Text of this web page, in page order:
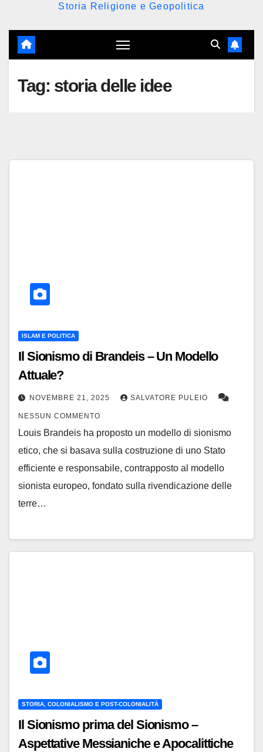
Storia Religione e Geopolitica
Tag: storia delle idee
ISLAM E POLITICA
Il Sionismo di Brandeis – Un Modello
Attuale?
NOVEMBRE 21, 2025 SALVATORE PULEIO
NESSUN COMMENTO
Louis Brandeis ha proposto un modello di sionismo
etico, che si basava sulla costruzione di uno Stato
efficiente e responsabile, contrapposto al modello
sionista europeo, fondato sulla rivendicazione delle
terre…
STORIA, COLONIALISMO E POST-COLONIALITÀ
Il Sionismo prima del Sionismo –
Aspettative Messianiche e Apocalittiche